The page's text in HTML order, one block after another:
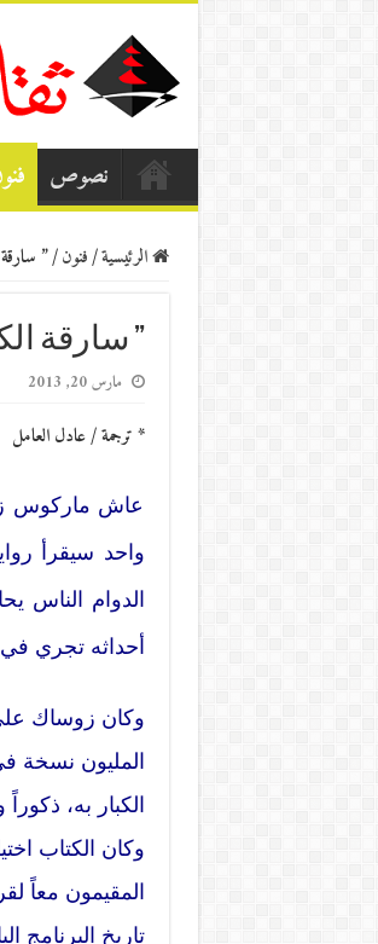
نصوص
الرئيسية/فنون/
”
” سارقة
مارس 20, 2013
* ترجمة / عادل العامل
عاش ماركوس
الدوام الناس
أحداثه تجري في
وكان زوساك
المليون نسخة
الكبار به، ذكوراً
وكان الكتاب
المقيمون معاً